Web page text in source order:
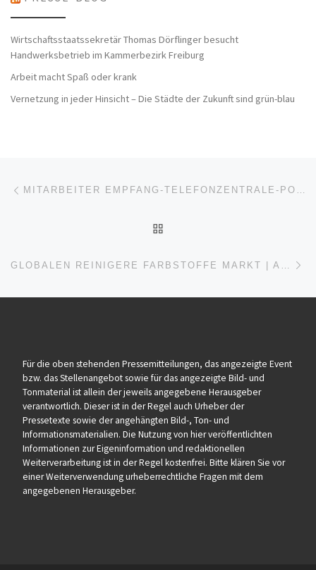
Wirtschaftsstaatssekretär Thomas Dörflinger besucht
Handwerksbetrieb im Kammerbezirk Freiburg
Arbeit macht Spaß oder krank
Vernetzung in jeder Hinsicht – Die Städte der Zukunft sind grün-blau
Beitragsnavigation
Für die oben stehenden Pressemitteilungen, das angezeigte Event
bzw. das Stellenangebot sowie für das angezeigte Bild- und
Tonmaterial ist allein der jeweils angegebene Herausgeber
verantwortlich. Dieser ist in der Regel auch Urheber der
Pressetexte sowie der angehängten Bild-, Ton- und
Informationsmaterialien. Die Nutzung von hier veröffentlichten
Informationen zur Eigeninformation und redaktionellen
Weiterverarbeitung ist in der Regel kostenfrei. Bitte klären Sie vor
einer Weiterverwendung urheberrechtliche Fragen mit dem
angegebenen Herausgeber.